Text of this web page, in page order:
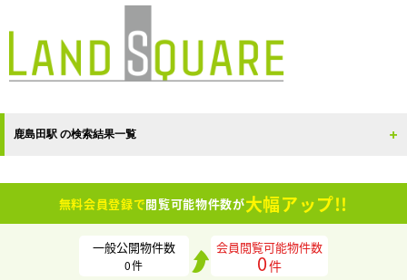
鹿島田駅 の検索結果一覧
無料会員登録で閲覧可能物件数が大幅アップ!!
一般公開物件数
0件
会員閲覧可能物件数
0件